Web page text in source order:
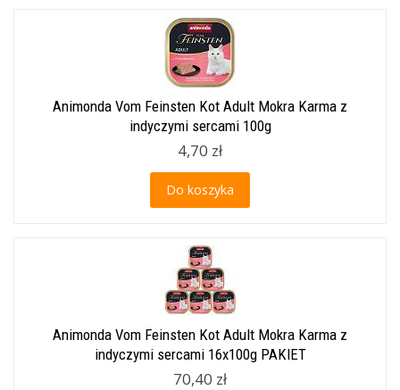
Animonda Vom Feinsten Kot Adult Mokra Karma z
indyczymi sercami 100g
4,70 zł
Do koszyka
Animonda Vom Feinsten Kot Adult Mokra Karma z
indyczymi sercami 16x100g PAKIET
70,40 zł